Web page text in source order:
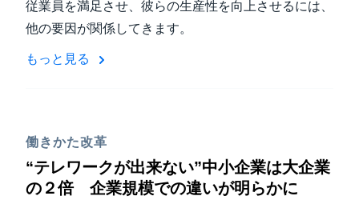
従業員を満足させ、彼らの生産性を向上させるには、
他の要因が関係してきます。
もっと見る
働きかた改革
“テレワークが出来ない”中小企業は大企業
の２倍 企業規模での違いが明らかに